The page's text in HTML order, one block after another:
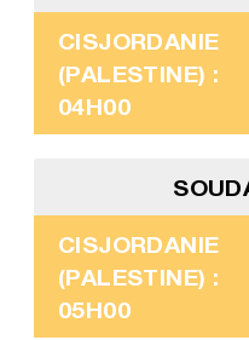
CISJORDANIE
(PALESTINE) :
04H00
CISJORDANIE
(PALESTINE) :
05H00